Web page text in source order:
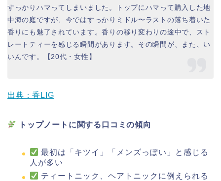
すっかりハマってしまいました。トップにハマって購入した地
中海の庭ですが、今ではすっかりミドル〜ラストの落ち着いた
香りにも魅了されています。香りの移り変わりの途中で、スト
レートティーを感じる瞬間があります。その瞬間が、また、い
いんです。【20代・女性】
出典：香LIG
トップノートに関する口コミの傾向
最初は「キツイ」「メンズっぽい」と感じる
人が多い
ティートニック、ヘアトニックに例えられる